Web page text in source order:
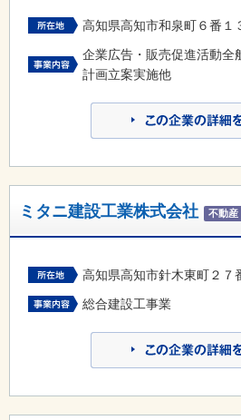
高知県高知市和泉町６番１
企業広告・販売促進活動全
計画立案実施他
ミタニ建設工業株式会社 不動産
高知県高知市針木東町２７
総合建設工事業